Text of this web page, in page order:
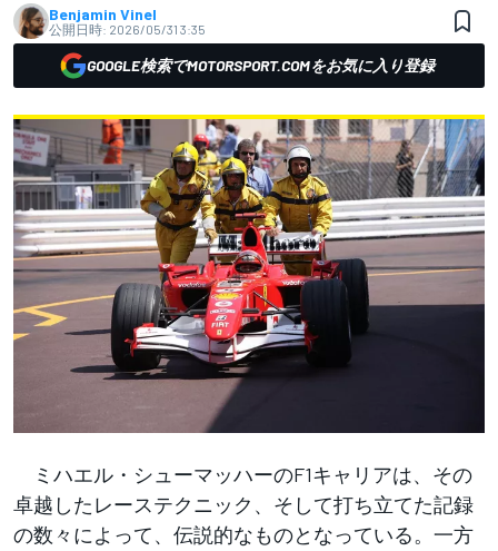
Benjamin Vinel
公開日時: 2026/05/31 3:35
GOOGLE検索でMOTORSPORT.COMをお気に入り登録
ミハエル・シューマッハーのF1キャリアは、その
卓越したレーステクニック、そして打ち立てた記録
の数々によって、伝説的なものとなっている。一方